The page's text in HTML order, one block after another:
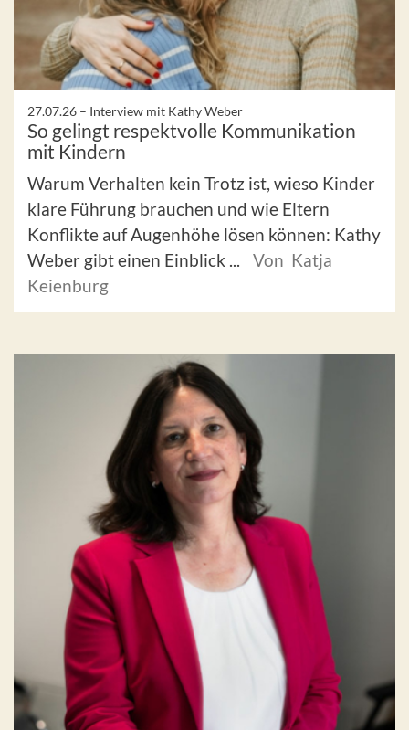
27.07.26 – Interview mit Kathy Weber
So gelingt respektvolle Kommunikation
mit Kindern
Warum Verhalten kein Trotz ist, wieso Kinder
klare Führung brauchen und wie Eltern
Konflikte auf Augenhöhe lösen können: Kathy
Weber gibt einen Einblick ...
Von Katja
Keienburg